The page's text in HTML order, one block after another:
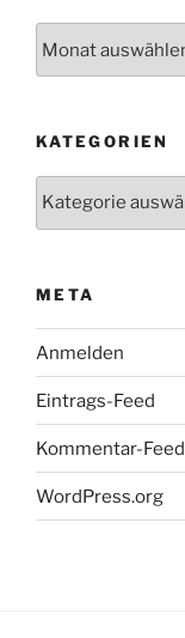
KATEGORIEN
META
Anmelden
Eintrags-Feed
Kommentar-Feed
WordPress.org